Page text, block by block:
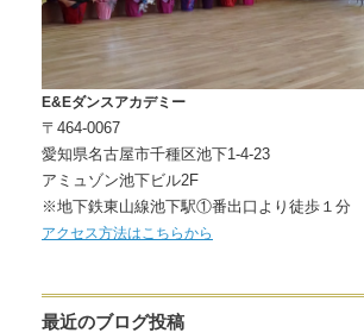
E&Eダンスアカデミー
〒464-0067
愛知県名古屋市千種区池下1-4-23
アミュゾン池下ビル2F
※地下鉄東山線池下駅①番出口より徒歩１分
アクセス方法はこちらから
最近のブログ投稿